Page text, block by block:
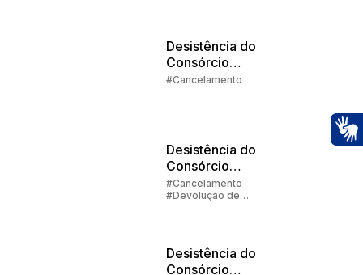
Desistência do
Consórcio
Parte 3 |
#Cancelamento
Desistência do
Consórcio
Parte 2 |
Devolução de
#Cancelamento
#Devolução de
Desistência do
Consórcio